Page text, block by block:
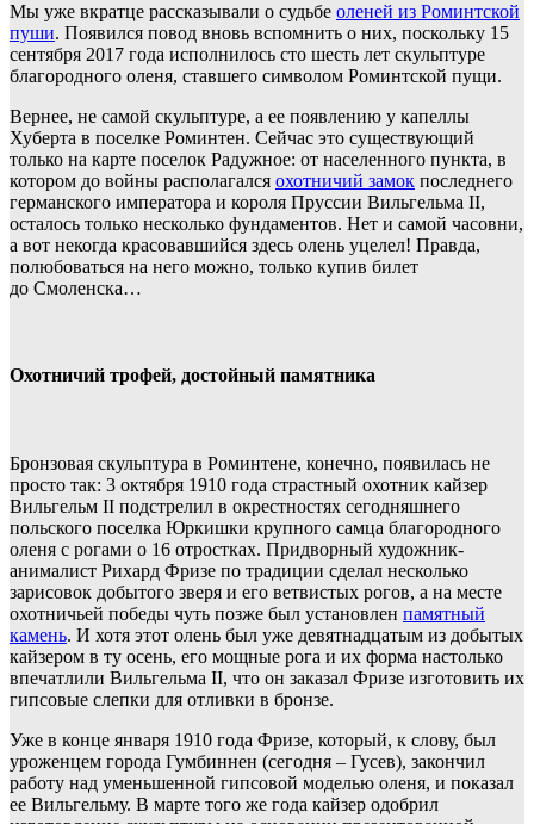
Мы уже вкратце рассказывали о судьбе оленей из Роминтской
пуши. Появился повод вновь вспомнить о них, поскольку 15
сентября 2017 года исполнилось сто шесть лет скульптуре
благородного оленя, ставшего символом Роминтской пущи.
Вернее, не самой скульптуре, а ее появлению у капеллы
Хуберта в поселке Роминтен. Сейчас это существующий
только на карте поселок Радужное: от населенного пункта, в
котором до войны располагался охотничий замок последнего
германского императора и короля Пруссии Вильгельма II,
осталось только несколько фундаментов. Нет и самой часовни,
а вот некогда красовавшийся здесь олень уцелел! Правда,
полюбоваться на него можно, только купив билет
до Смоленска…
Охотничий трофей, достойный памятника
Бронзовая скульптура в Роминтене, конечно, появилась не
просто так: 3 октября 1910 года страстный охотник кайзер
Вильгельм II подстрелил в окрестностях сегодняшнего
польского поселка Юркишки крупного самца благородного
оленя с рогами о 16 отростках. Придворный художник-
анималист Рихард Фризе по традиции сделал несколько
зарисовок добытого зверя и его ветвистых рогов, а на месте
охотничьей победы чуть позже был установлен памятный
камень. И хотя этот олень был уже девятнадцатым из добытых
кайзером в ту осень, его мощные рога и их форма настолько
впечатлили Вильгельма II, что он заказал Фризе изготовить их
гипсовые слепки для отливки в бронзе.
Уже в конце января 1910 года Фризе, который, к слову, был
уроженцем города Гумбиннен (сегодня – Гусев), закончил
работу над уменьшенной гипсовой моделью оленя, и показал
ее Вильгельму. В марте того же года кайзер одобрил